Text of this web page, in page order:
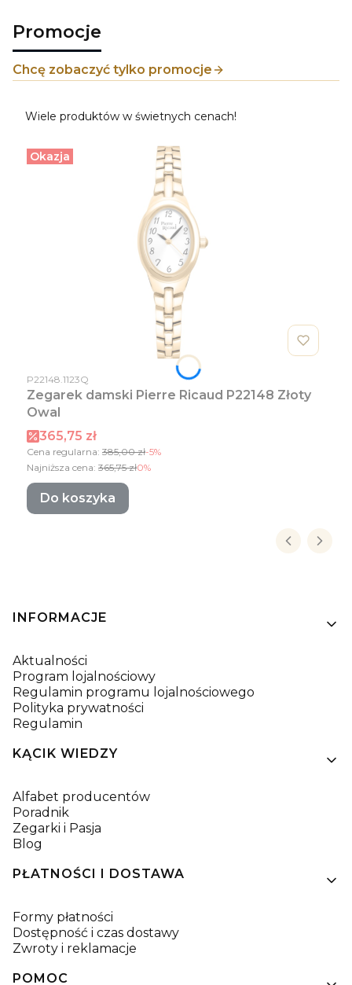
Promocje
Chcę zobaczyć tylko promocje
Wiele produktów w świetnych cenach!
Okazja
Kod produktu
P22148.1123Q
Zegarek damski Pierre Ricaud P22148 Złoty
Owal
Cena promocyjna
365,75 zł
Cena regularna: 385,00 zł-5%
Najniższa cena: 365,75 zł0%
Do koszyka
Linki w stopce
INFORMACJE
Aktualności
Program lojalnościowy
Regulamin programu lojalnościowego
Polityka prywatności
Regulamin
KĄCIK WIEDZY
Alfabet producentów
Poradnik
Zegarki i Pasja
Blog
PŁATNOŚCI I DOSTAWA
Formy płatności
Dostępność i czas dostawy
Zwroty i reklamacje
POMOC